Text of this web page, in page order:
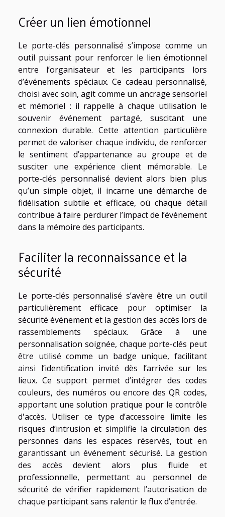
Créer un lien émotionnel
Le porte-clés personnalisé s’impose comme un
outil puissant pour renforcer le lien émotionnel
entre l’organisateur et les participants lors
d’événements spéciaux. Ce cadeau personnalisé,
choisi avec soin, agit comme un ancrage sensoriel
et mémoriel : il rappelle à chaque utilisation le
souvenir événement partagé, suscitant une
connexion durable. Cette attention particulière
permet de valoriser chaque individu, de renforcer
le sentiment d’appartenance au groupe et de
susciter une expérience client mémorable. Le
porte-clés personnalisé devient alors bien plus
qu’un simple objet, il incarne une démarche de
fidélisation subtile et efficace, où chaque détail
contribue à faire perdurer l’impact de l’événement
dans la mémoire des participants.
Faciliter la reconnaissance et la
sécurité
Le porte-clés personnalisé s’avère être un outil
particulièrement efficace pour optimiser la
sécurité événement et la gestion des accès lors de
rassemblements spéciaux. Grâce à une
personnalisation soignée, chaque porte-clés peut
être utilisé comme un badge unique, facilitant
ainsi l’identification invité dès l’arrivée sur les
lieux. Ce support permet d’intégrer des codes
couleurs, des numéros ou encore des QR codes,
apportant une solution pratique pour le contrôle
d'accès. Utiliser ce type d’accessoire limite les
risques d’intrusion et simplifie la circulation des
personnes dans les espaces réservés, tout en
garantissant un événement sécurisé. La gestion
des accès devient alors plus fluide et
professionnelle, permettant au personnel de
sécurité de vérifier rapidement l’autorisation de
chaque participant sans ralentir le flux d’entrée.